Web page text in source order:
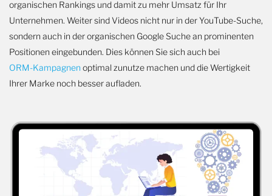
organischen Rankings und damit zu mehr Umsatz für Ihr
Unternehmen. Weiter sind Videos nicht nur in der YouTube-Suche,
sondern auch in der organischen Google Suche an prominenten
Positionen eingebunden. Dies können Sie sich auch bei
ORM-Kampagnen optimal zunutze machen und die Wertigkeit
Ihrer Marke noch besser aufladen.